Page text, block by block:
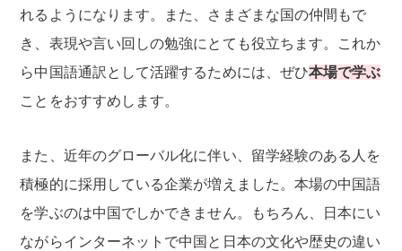
れるようになります。また、さまざまな国の仲間もで
き、表現や言い回しの勉強にとても役立ちます。これか
ら中国語通訳として活躍するためには、ぜひ本場で学ぶ
ことをおすすめします。
また、近年のグローバル化に伴い、留学経験のある人を
積極的に採用している企業が増えました。本場の中国語
を学ぶのは中国でしかできません。もちろん、日本にい
ながらインターネットで中国と日本の文化や歴史の違い